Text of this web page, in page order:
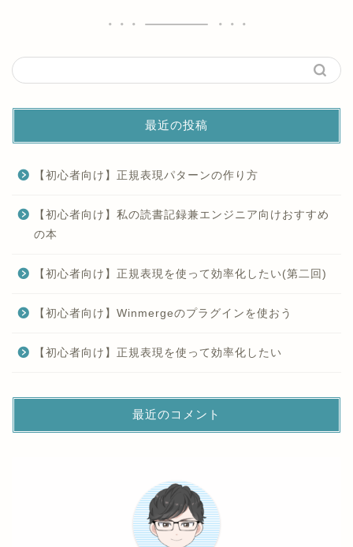
最近の投稿
【初心者向け】正規表現パターンの作り方
【初心者向け】私の読書記録兼エンジニア向けおすすめ
の本
【初心者向け】正規表現を使って効率化したい(第二回)
【初心者向け】Winmergeのプラグインを使おう
【初心者向け】正規表現を使って効率化したい
最近のコメント